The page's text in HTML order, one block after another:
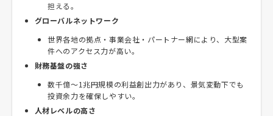
担える。
グローバルネットワーク
世界各地の拠点・事業会社・パートナー網により、大型案
件へのアクセス力が高い。
財務基盤の強さ
数千億〜1兆円規模の利益創出力があり、景気変動下でも
投資余力を確保しやすい。
人材レベルの高さ